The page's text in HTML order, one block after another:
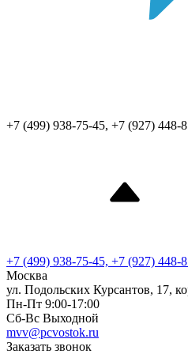
+7 (499) 938-75-45, +7 (927) 448-
+7 (499) 938-75-45, +7 (927) 448-
Москва
ул. Подольских Курсантов, 17,
Пн-Пт 9:00-17:00
Сб-Вс Выходной
mvv@pcvostok.ru
Заказать звонок